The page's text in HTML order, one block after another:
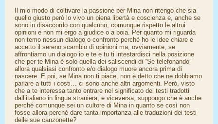
Il mio modo di coltivare la passione per Mina non ritengo che sia
quello giusto però lo vivo un piena libertà e coscienza e, anche se
sono in disaccordo con qualcuno, comunque rispetto le altrui
opinioni e non mi ergo a giudice o a boia. Per quanto mi riguarda
non temo nessun dialogo o confronto perché ho le idee chiare e
accetto il sereno scambio di opinioni ma, ovviamente, se
affrontiamo un dialogo io e te e tu ti intestardisci nella posizione
che per te Mina è solo quella dei saliscendi di “Se telefonando”
allora qualsiasi confronto e/o dialogo muore ancora prima di
nascere. E poi, se Mina non ti piace, non è detto che ne dobbiamo
parlare a tutti i costi… ci sono anche altri argomenti. Però, visto
che a te interessa tanto entrare nel significato dei testi tradotti
dall’italiano in lingua straniera, e viceversa, suppongo che è anche
perché comunque sei un cultore di Mina in quanto se così non
fosse allora perché dare tanta importanza alle traduzioni dei testi
delle sue canzonette?